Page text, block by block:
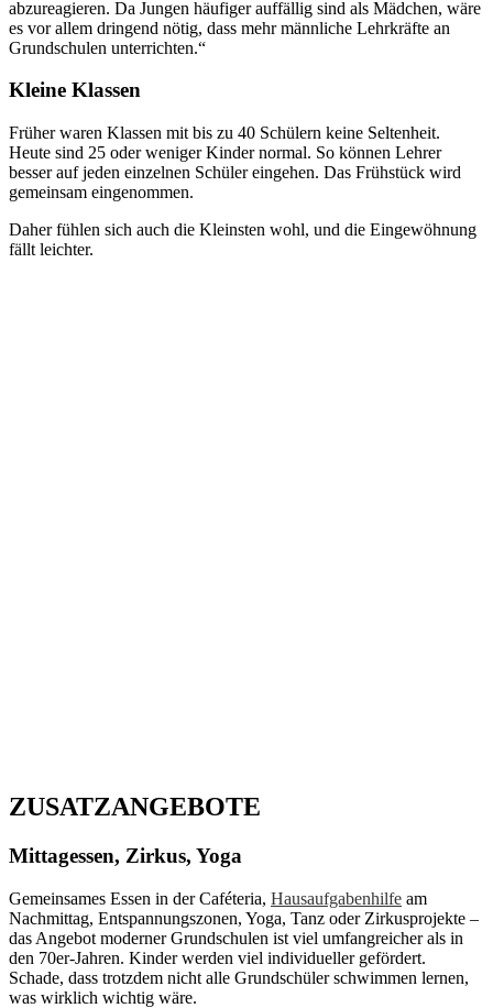
abzureagieren. Da Jungen häufiger auffällig sind als Mädchen, wäre
es vor allem dringend nötig, dass mehr männliche Lehrkräfte an
Grundschulen unterrichten.“
Kleine Klassen
Früher waren Klassen mit bis zu 40 Schülern keine Seltenheit.
Heute sind 25 oder weniger Kinder normal. So können Lehrer
besser auf jeden einzelnen Schüler eingehen. Das Frühstück wird
gemeinsam eingenommen.
Daher fühlen sich auch die Kleinsten wohl, und die Eingewöhnung
fällt leichter.
ZUSATZANGEBOTE
Mittagessen, Zirkus, Yoga
Gemeinsames Essen in der Caféteria, Hausaufgabenhilfe am
Nachmittag, Entspannungszonen, Yoga, Tanz oder Zirkusprojekte –
das Angebot moderner Grundschulen ist viel umfangreicher als in
den 70er-Jahren. Kinder werden viel individueller gefördert.
Schade, dass trotzdem nicht alle Grundschüler schwimmen lernen,
was wirklich wichtig wäre.